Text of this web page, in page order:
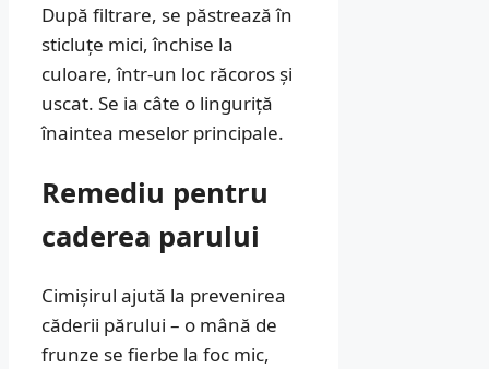
După filtrare, se păstrează în
sticluțe mici, închise la
culoare, într-un loc răcoros și
uscat. Se ia câte o linguriță
înaintea meselor principale.
Remediu pentru
caderea parului
Cimișirul ajută la prevenirea
căderii părului – o mână de
frunze se fierbe la foc mic,